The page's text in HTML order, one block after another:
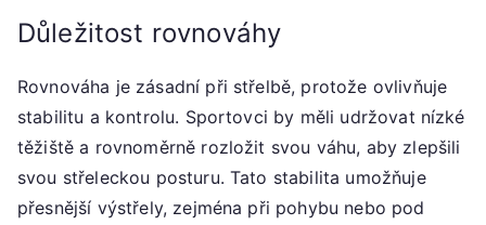
Důležitost rovnováhy
Rovnováha je zásadní při střelbě, protože ovlivňuje
stabilitu a kontrolu. Sportovci by měli udržovat nízké
těžiště a rovnoměrně rozložit svou váhu, aby zlepšili
svou střeleckou posturu. Tato stabilita umožňuje
přesnější výstřely, zejména při pohybu nebo pod